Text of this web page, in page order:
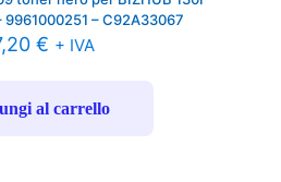
9961000251 – C92A33067
€ + IVA
al carrello